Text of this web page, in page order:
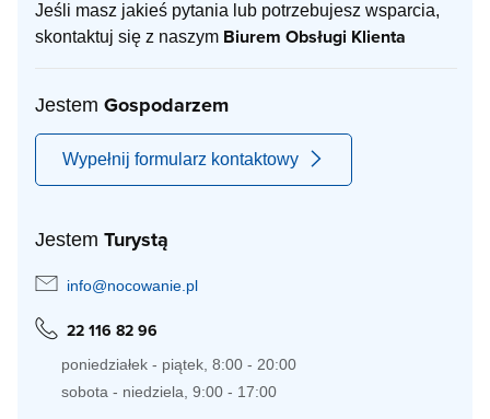
Jeśli masz jakieś pytania lub potrzebujesz wsparcia,
skontaktuj się z naszym Biurem Obsługi Klienta
Jestem Gospodarzem
Wypełnij formularz kontaktowy
Jestem Turystą
info@nocowanie.pl
22 116 82 96
poniedziałek - piątek, 8:00 - 20:00
sobota - niedziela, 9:00 - 17:00